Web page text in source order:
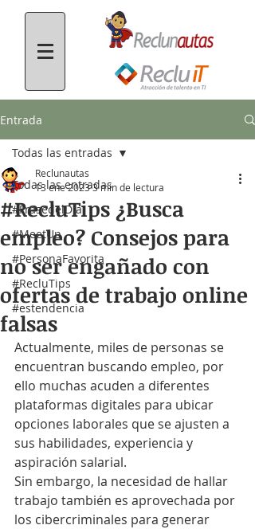
Entrada
Todas las entradas
#FrasedelDía
#MeetUp
#PersonaFavorita
#RecluTips
#estendencia
Todas las entradas
#RecluTips ¿Busca
empleo? Consejos para
no ser engañado con
ofertas de trabajo online
falsas
Reclunautas
13 ene 20233 min de lectura
Actualmente, miles de personas se
encuentran buscando empleo, por
ello muchas acuden a diferentes
plataformas digitales para ubicar
opciones laborales que se ajusten a
sus habilidades, experiencia y
aspiración salarial.
Sin embargo, la necesidad de hallar
trabajo también es aprovechada por
los cibercriminales para generar